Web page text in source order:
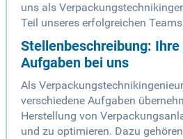
uns als
Teil unseres erfolgreichen
Stellenbeschreibung:
Aufgaben bei uns
Als
verschiedene Aufgaben
Herstellung von
und zu optimieren. Dazu